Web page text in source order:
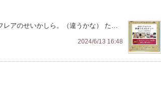
レアのせいかしら。（違うかな） た…
2024/6/13 16:48